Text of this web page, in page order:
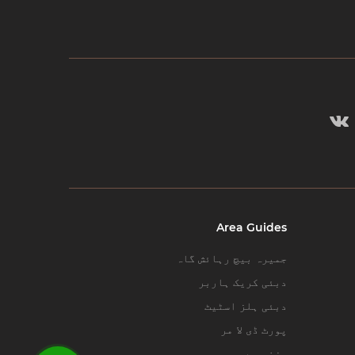
Area Guides
جمیرہ بیچ رہائش گاہ
دبئی کریک ہاربر
دبئی ہلز اسٹیٹ
پورٹ ڈی لا مر